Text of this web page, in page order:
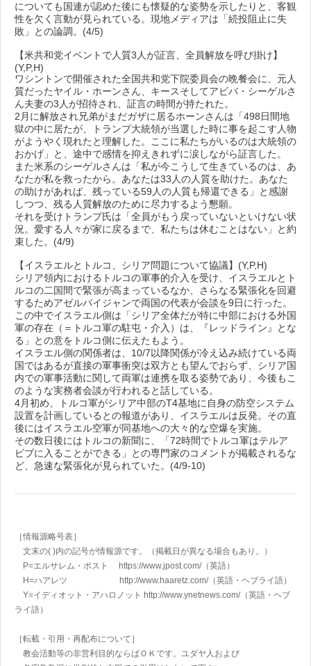
についても国連が認めた後にも懐疑的な姿勢を示したりと、客観
性を欠く言動が見られている。現地メディアは「続投阻止に失
敗」との論調。(4/5)
【米共和党イベントで人質3人が証言、全員解放を呼び掛け】
(Y,P,H)
ワシントンで開催された全国共和党下院委員会の晩餐会に、元人
質だったヤイル・ホーンさん、キースそしてアビバ・シーゲルさ
ん夫妻の3人が招待され、証言の時間が持たれた。
2月に解放され兄弟がまだガザに居るホーンさんは「498日間地
獄の中に居たが、トランプ大統領が当選した時に事を起こす人物
がようやく現れたと理解した。ここに私たちがいるのは大統領の
おかげ」と、途中で感情を抑えきれずに涙しながら証言した。
また米系のシーゲルさんは「私が今こうして生きているのは、あ
なたが私を救ったから。あなたは33人の人質を助けた。あなた
の助けがあれば、残っている59人の人質も帰還できる」と感謝
しつつ、残る人質解放のために尽力するよう懇願。
それを受けトランプ氏は「全員がもう戻っていないといけない状
況。愛する人々が家に戻るまで、私たちは休むことはない」と約
束した。(4/9)
【イスラエルとトルコ、シリア問題について協議】(Y,P,H)
シリア領内におけるトルコの軍事的介入を受け、イスラエルとト
ルコの二国間で緊張が高まっているなか、さらなる緊張化を回避
するためアゼルバイジャンで両国の代表が会談を9日に行った。
この中でイスラエル側は「シリア全体だが特に中部における外国
軍の存在（＝トルコ軍の駐屯・介入）は、『レッドライン』とな
る」との意をトルコ側に伝えたもよう。
イスラエル側の関係者は、10/7以降関係が冷え込み続けている両
国ではあるが直接の軍事衝突は双方とも望んでおらず、シリア国
内での軍事活動に関して両軍は連携を取る姿勢であり、今後もこ
のような実務者会談が行われると話している。
4月初め、トルコ軍がシリア中部のT4基地に自身の防空システム
設置を計画しているとの報道があり、イスラエルは反発。その直
後にはイスラエル空軍が同基地への大々的な空爆を実施。
その数日後にはトルコの新聞に、「72時間でトルコ軍はテルア
ビブに入ることができる」との専門家のコメントが掲載されるな
ど、急速な緊張化が見られていた。(4/9-10)
［情報源略号表］
文末の( )内の記号が情報源です。（掲載日が異なる場合もあり。）
P=エルサレム・ポスト https://www.jpost.com/（英語）
H=ハアレツ http://www.haaretz.com/（英語・ヘブライ語）
Y=イディオット・アハロノット http://www.ynetnews.com/（英語・ヘブ
ライ語）
［転載・引用・再配布について］
教会活動等の非営利目的ならばＯＫです。ユダヤ人および